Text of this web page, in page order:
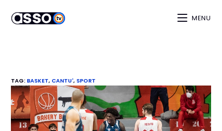
MENU
TAG: BASKET, CANTU', SPORT